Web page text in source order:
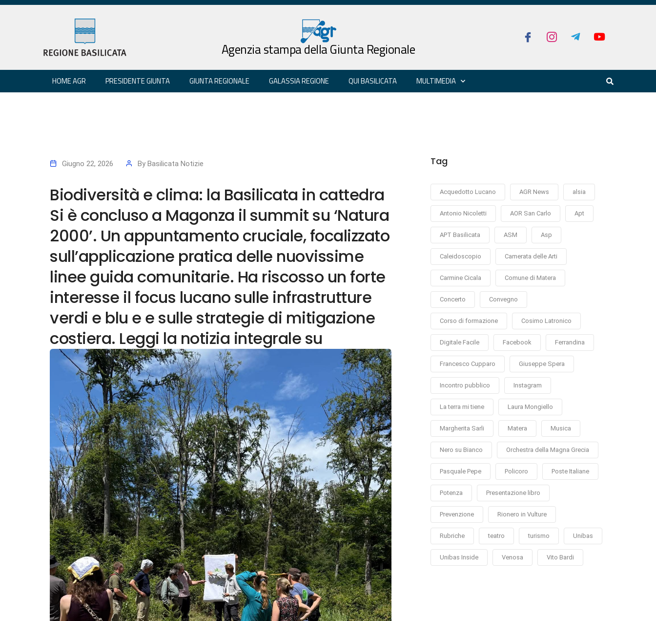
Agenzia stampa della Giunta Regionale
HOME AGR PRESIDENTE GIUNTA GIUNTA REGIONALE GALASSIA REGIONE QUI BASILICATA MULTIMEDIA
Giugno 22, 2026 By Basilicata Notizie
Biodiversità e clima: la Basilicata in cattedra
Si è concluso a Magonza il summit su ‘Natura
2000’. Un appuntamento cruciale, focalizzato
sull’applicazione pratica delle nuovissime
linee guida comunitarie. Ha riscosso un forte
interesse il focus lucano sulle infrastrutture
verdi e blu e e sulle strategie di mitigazione
costiera. Leggi la notizia integrale su
Tag
Acquedotto Lucano AGR News alsia
Antonio Nicoletti AOR San Carlo Apt
APT Basilicata ASM Asp
Caleidoscopio Camerata delle Arti
Carmine Cicala Comune di Matera
Concerto Convegno
Corso di formazione Cosimo Latronico
Digitale Facile Facebook Ferrandina
Francesco Cupparo Giuseppe Spera
Incontro pubblico Instagram
La terra mi tiene Laura Mongiello
Margherita Sarli Matera Musica
Nero su Bianco Orchestra della Magna Grecia
Pasquale Pepe Policoro Poste Italiane
Potenza Presentazione libro
Prevenzione Rionero in Vulture
Rubriche teatro turismo Unibas
Unibas Inside Venosa Vito Bardi